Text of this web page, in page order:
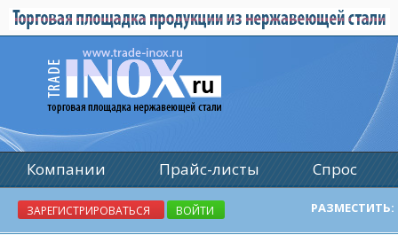
Компании Прайс-листы
Спрос
Реклама
ЗАРЕГИСТРИРОВАТЬСЯ ВОЙТИ РАЗМЕСТИТЬ: